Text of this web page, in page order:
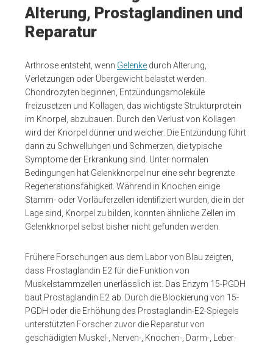
Alterung, Prostaglandinen und
Reparatur
Arthrose entsteht, wenn Gelenke durch Alterung,
Verletzungen oder Übergewicht belastet werden.
Chondrozyten beginnen, Entzündungsmoleküle
freizusetzen und Kollagen, das wichtigste Strukturprotein
im Knorpel, abzubauen. Durch den Verlust von Kollagen
wird der Knorpel dünner und weicher. Die Entzündung führt
dann zu Schwellungen und Schmerzen, die typische
Symptome der Erkrankung sind. Unter normalen
Bedingungen hat Gelenkknorpel nur eine sehr begrenzte
Regenerationsfähigkeit. Während in Knochen einige
Stamm- oder Vorläuferzellen identifiziert wurden, die in der
Lage sind, Knorpel zu bilden, konnten ähnliche Zellen im
Gelenkknorpel selbst bisher nicht gefunden werden.
Frühere Forschungen aus dem Labor von Blau zeigten,
dass Prostaglandin E2 für die Funktion von
Muskelstammzellen unerlässlich ist. Das Enzym 15-PGDH
baut Prostaglandin E2 ab. Durch die Blockierung von 15-
PGDH oder die Erhöhung des Prostaglandin-E2-Spiegels
unterstützten Forscher zuvor die Reparatur von
geschädigten Muskel-, Nerven-, Knochen-, Darm-, Leber-